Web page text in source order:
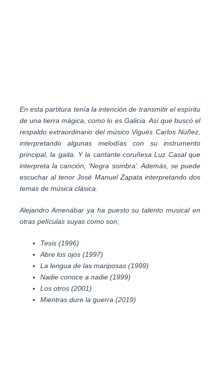
En esta partitura tenía la intención de transmitir el espíritu
de una tierra mágica, como lo es Galicia. Así que buscó el
respaldo extraordinario del músico Vigués Carlos Núñez,
interpretando algunas melodías con su instrumento
principal, la gaita. Y la cantante coruñesa Luz Casal que
interpreta la canción; ‘Negra sombra’. Además, se puede
escuchar al tenor José Manuel Zapata interpretando dos
temas de música clásica.
Alejandro Amenábar ya ha puesto su talento musical en
otras películas suyas como son;
Tesis (1996)
Abre los ojos (1997)
La lengua de las mariposas (1999)
Nadie conoce a nadie (1999)
Los otros (2001)
Mientras dure la guerra (2019)